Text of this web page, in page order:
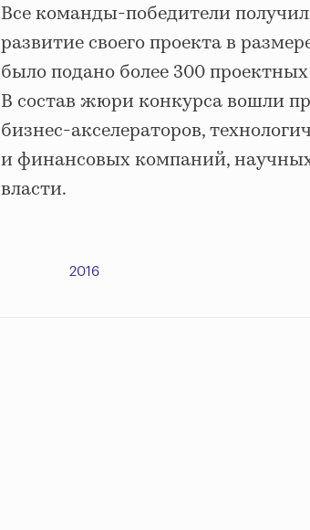
Все команды-победители
развитие своего проекта в
было подано более 300
В состав жюри конкурса вошли
бизнес-акселераторов,
и финансовых компаний,
власти.
2016